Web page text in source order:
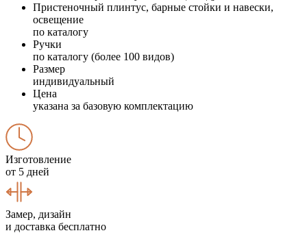
Пристеночный плинтус, барные стойки и навески,
освещение
по каталогу
Ручки
по каталогу (более 100 видов)
Размер
индивидуальный
Цена
указана за базовую комплектацию
Изготовление
от 5 дней
Замер, дизайн
и доставка бесплатно